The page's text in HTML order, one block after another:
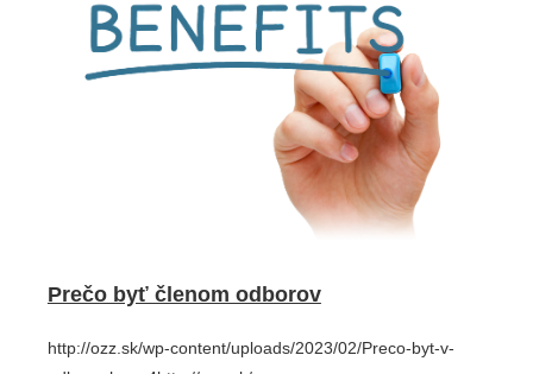
Prečo byť členom odborov
http://ozz.sk/wp-content/uploads/2023/02/Preco-byt-v-